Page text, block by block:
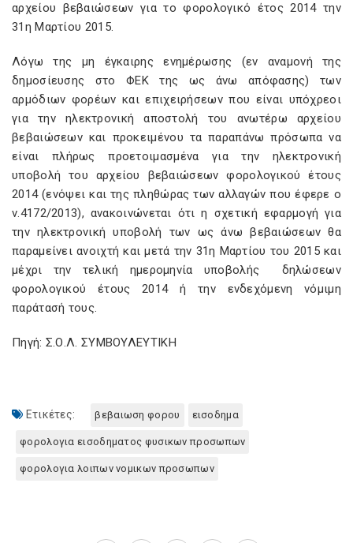
αρχείου βεβαιώσεων για το φορολογικό έτος 2014 την
31η Μαρτίου 2015.
Λόγω της μη έγκαιρης ενημέρωσης (εν αναμονή της
δημοσίευσης στο ΦΕΚ της ως άνω απόφασης) των
αρμόδιων φορέων και επιχειρήσεων που είναι υπόχρεοι
για την ηλεκτρονική αποστολή του ανωτέρω αρχείου
βεβαιώσεων και προκειμένου τα παραπάνω πρόσωπα να
είναι πλήρως προετοιμασμένα για την ηλεκτρονική
υποβολή του αρχείου βεβαιώσεων φορολογικού έτους
2014 (ενόψει και της πληθώρας των αλλαγών που έφερε ο
ν.4172/2013), ανακοινώνεται ότι η σχετική εφαρμογή για
την ηλεκτρονική υποβολή των ως άνω βεβαιώσεων θα
παραμείνει ανοιχτή και μετά την 31η Μαρτίου του 2015 και
μέχρι την τελική ημερομηνία υποβολής δηλώσεων
φορολογικού έτους 2014 ή την ενδεχόμενη νόμιμη
παράτασή τους.
Πηγή: Σ.Ο.Λ. ΣΥΜΒΟΥΛΕΥΤΙΚΗ
Ετικέτες: βεβαιωση φορου εισοδημα
φορολογια εισοδηματος φυσικων προσωπων
φορολογια λοιπων νομικων προσωπων